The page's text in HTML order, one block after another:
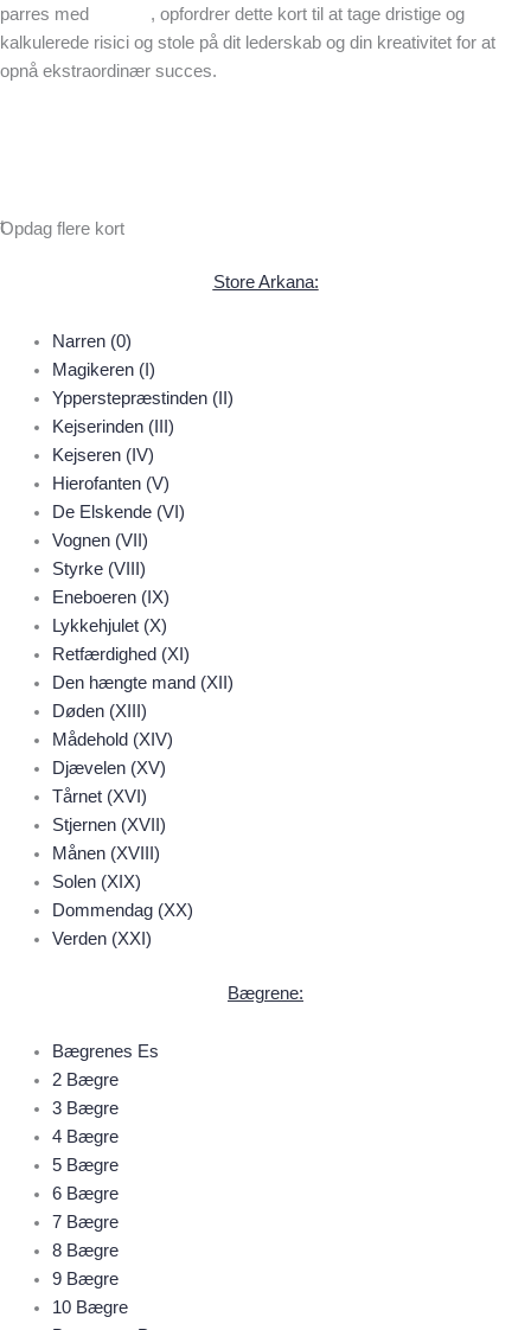
parres med
, opfordrer dette kort til at tage dristige og
kalkulerede risici og stole på dit lederskab og din kreativitet for at
opnå ekstraordinær succes.
tOpdag flere kort
Store Arkana:
Narren (0)
Magikeren (I)
Ypperstepræstinden (II)
Kejserinden (III)
Kejseren (IV)
Hierofanten (V)
De Elskende (VI)
Vognen (VII)
Styrke (VIII)
Eneboeren (IX)
Lykkehjulet (X)
Retfærdighed (XI)
Den hængte mand (XII)
Døden (XIII)
Mådehold (XIV)
Djævelen (XV)
Tårnet (XVI)
Stjernen (XVII)
Månen (XVIII)
Solen (XIX)
Dommendag (XX)
Verden (XXI)
Bægrene:
Bægrenes Es
2 Bægre
3 Bægre
4 Bægre
5 Bægre
6 Bægre
7 Bægre
8 Bægre
9 Bægre
10 Bægre